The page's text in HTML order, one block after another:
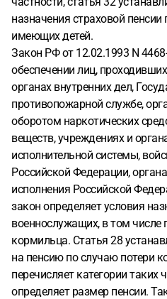
назначения страховой
имеющих детей.
Закон РФ от 12.02.1993 N
обеспечении лиц,
органах внутренних дел,
противопожарной службе,
оборотом наркотических
веществ, учреждениях и
исполнительной системы,
Российской Федерации,
исполнения Российской
закон определяет условия
военнослужащих, в том числе
кормильца. Статья 28
на пенсию по случаю потери
перечисляет категории таких
определяет размер пенсии.